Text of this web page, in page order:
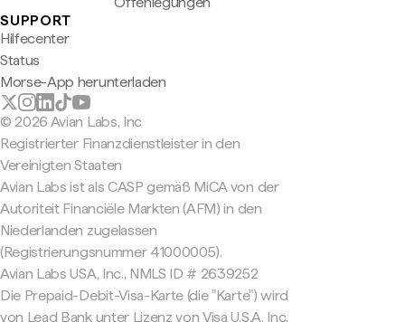
SUPPORT
Hilfecenter
Status
Morse-App herunterladen
© 2026 Avian Labs, Inc
Registrierter Finanzdienstleister in den
Vereinigten Staaten
Avian Labs ist als CASP gemäß MiCA von der
Autoriteit Financiële Markten (AFM) in den
Niederlanden zugelassen
(Registrierungsnummer 41000005).
Avian Labs USA, Inc., NMLS ID # 2639252
Die Prepaid-Debit-Visa-Karte (die "Karte") wird
von Lead Bank unter Lizenz von Visa U.S.A. Inc.